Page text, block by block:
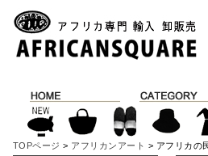
TOPページ > アフリカンアート > アフリカの